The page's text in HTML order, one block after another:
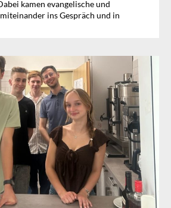
kamen evangelische und
ins Gespräch und in